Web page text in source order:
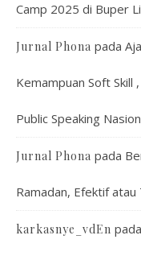
Camp 2025 di Buper
Jurnal Phona pada
Kemampuan Soft Skill
Public Speaking
Jurnal Phona pada
Ramadan, Efektif atau
karkasnye_vdEn pada